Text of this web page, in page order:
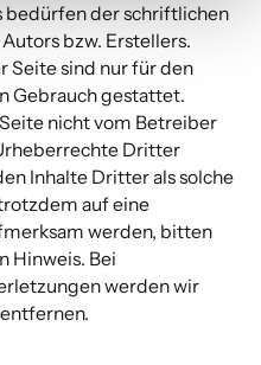
bedürfen der schriftlichen
bzw. Erstellers.
Seite sind nur für den
Gebrauch gestattet.
nicht vom Betreiber
Dritter
Inhalte Dritter als solche
auf eine
werden, bitten
Hinweis. Bei
werden wir